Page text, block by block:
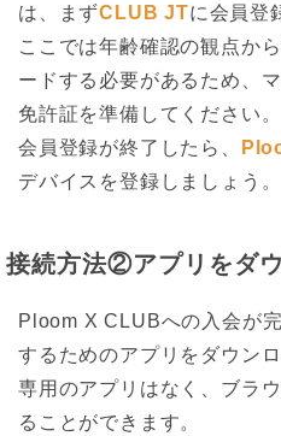
は、まずCLUB JTに会員登
ここでは年齢確認の観点か
ードする必要があるため、
免許証を準備してください。
会員登録が終了したら、
デバイスを登録しましょう。
接続方法②アプリをダ
Ploom X CLUBへの入会が
するためのアプリをダウンロ
専用のアプリはなく、ブラ
ることができます。